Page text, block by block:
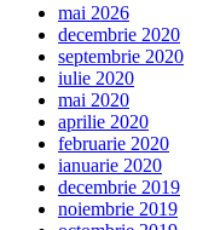
mai 2026
decembrie 2020
septembrie 2020
iulie 2020
mai 2020
aprilie 2020
februarie 2020
ianuarie 2020
decembrie 2019
noiembrie 2019